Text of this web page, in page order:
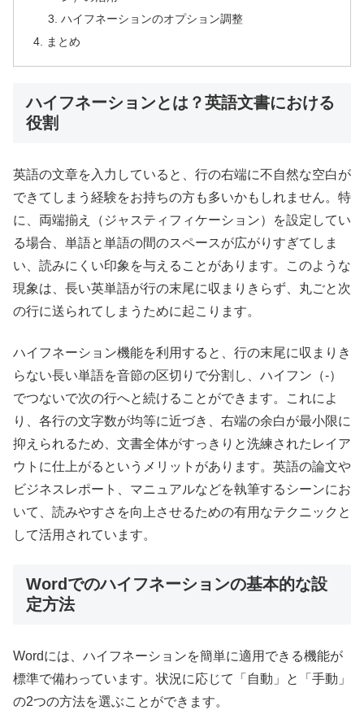
ハイフネーションのオプション調整
まとめ
ハイフネーションとは？英語文書における
役割
英語の文章を入力していると、行の右端に不自然な空白が
できてしまう経験をお持ちの方も多いかもしれません。特
に、両端揃え（ジャスティフィケーション）を設定してい
る場合、単語と単語の間のスペースが広がりすぎてしま
い、読みにくい印象を与えることがあります。このような
現象は、長い英単語が行の末尾に収まりきらず、丸ごと次
の行に送られてしまうために起こります。
ハイフネーション機能を利用すると、行の末尾に収まりき
らない長い単語を音節の区切りで分割し、ハイフン（-）
でつないで次の行へと続けることができます。これによ
り、各行の文字数が均等に近づき、右端の余白が最小限に
抑えられるため、文書全体がすっきりと洗練されたレイア
ウトに仕上がるというメリットがあります。英語の論文や
ビジネスレポート、マニュアルなどを執筆するシーンにお
いて、読みやすさを向上させるための有用なテクニックと
して活用されています。
Wordでのハイフネーションの基本的な設
定方法
Wordには、ハイフネーションを簡単に適用できる機能が
標準で備わっています。状況に応じて「自動」と「手動」
の2つの方法を選ぶことができます。